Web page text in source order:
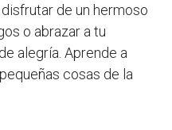
de un hermoso
o abrazar a tu
alegría. Aprende a
cosas de la